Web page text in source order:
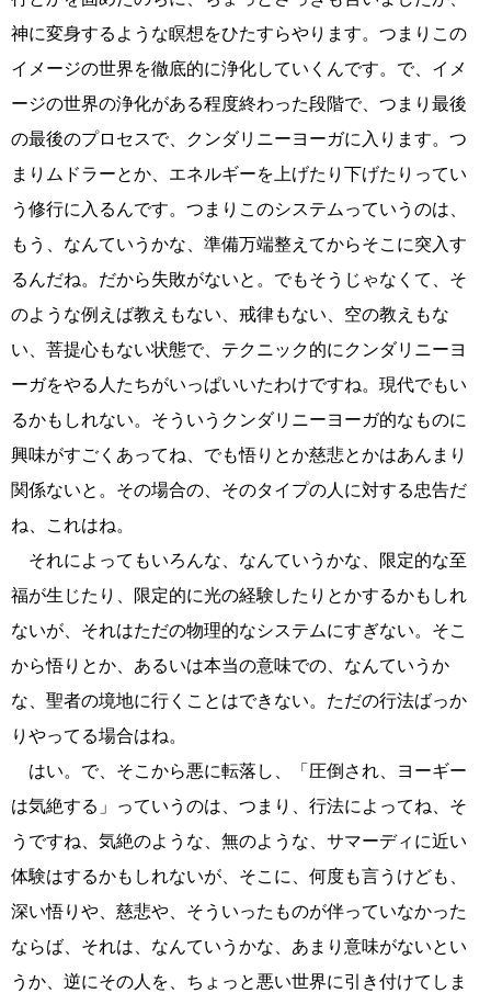
神に変身するような瞑想をひたすらやります。つまりこの
イメージの世界を徹底的に浄化していくんです。で、イメ
ージの世界の浄化がある程度終わった段階で、つまり最後
の最後のプロセスで、クンダリニーヨーガに入ります。つ
まりムドラーとか、エネルギーを上げたり下げたりってい
う修行に入るんです。つまりこのシステムっていうのは、
もう、なんていうかな、準備万端整えてからそこに突入す
るんだね。だから失敗がないと。でもそうじゃなくて、そ
のような例えば教えもない、戒律もない、空の教えもな
い、菩提心もない状態で、テクニック的にクンダリニーヨ
ーガをやる人たちがいっぱいいたわけですね。現代でもい
るかもしれない。そういうクンダリニーヨーガ的なものに
興味がすごくあってね、でも悟りとか慈悲とかはあんまり
関係ないと。その場合の、そのタイプの人に対する忠告だ
ね、これはね。
それによってもいろんな、なんていうかな、限定的な至
福が生じたり、限定的に光の経験したりとかするかもしれ
ないが、それはただの物理的なシステムにすぎない。そこ
から悟りとか、あるいは本当の意味での、なんていうか
な、聖者の境地に行くことはできない。ただの行法ばっか
りやってる場合はね。
はい。で、そこから悪に転落し、「圧倒され、ヨーギー
は気絶する」っていうのは、つまり、行法によってね、そ
うですね、気絶のような、無のような、サマーディに近い
体験はするかもしれないが、そこに、何度も言うけども、
深い悟りや、慈悲や、そういったものが伴っていなかった
ならば、それは、なんていうかな、あまり意味がないとい
うか、逆にその人を、ちょっと悪い世界に引き付けてしま